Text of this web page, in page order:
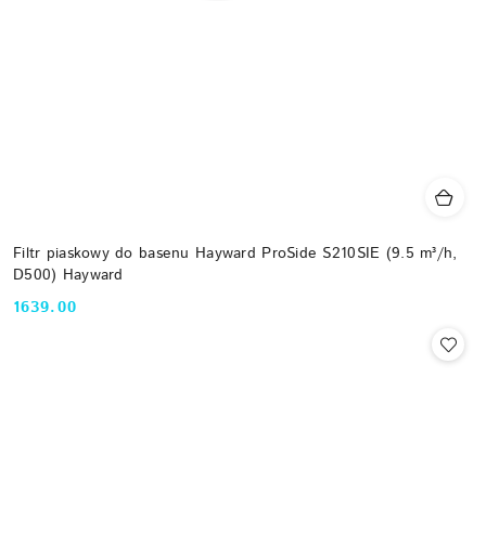
Filtr piaskowy do basenu Hayward ProSide S210SIE (9.5 m³/h,
D500) Hayward
Cena:
1639.00